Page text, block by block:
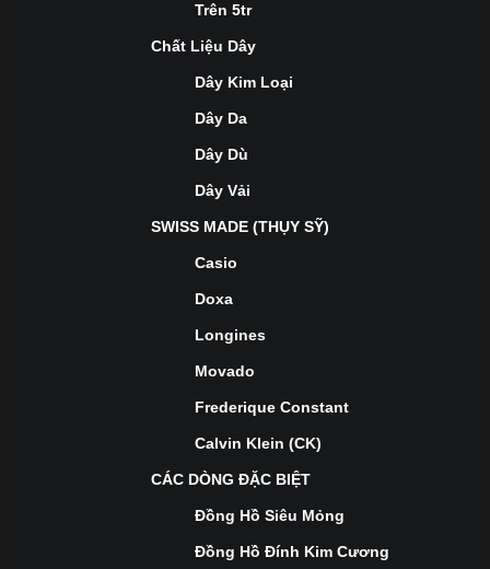
Trên 5tr
Chất Liệu Dây
Dây Kim Loại
Dây Da
Dây Dù
Dây Vải
SWISS MADE (THỤY SỸ)
Casio
Doxa
Longines
Movado
Frederique Constant
Calvin Klein (CK)
CÁC DÒNG ĐẶC BIỆT
Đồng Hồ Siêu Mỏng
Đồng Hồ Đính Kim Cương